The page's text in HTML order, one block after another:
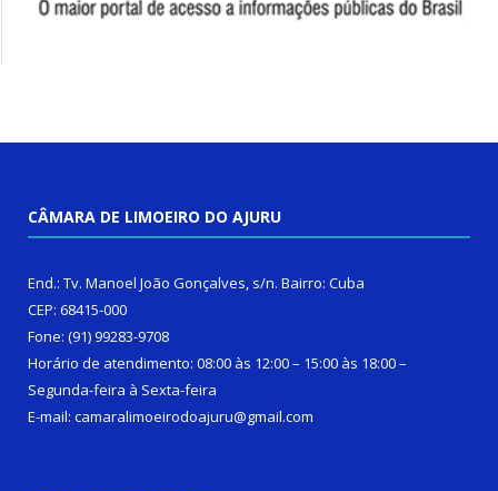
CÂMARA DE LIMOEIRO DO AJURU
End.: Tv. Manoel João Gonçalves, s/n. Bairro: Cuba
CEP: 68415-000
Fone: (91) 99283-9708
Horário de atendimento: 08:00 às 12:00 – 15:00 às 18:00 –
Segunda-feira à Sexta-feira
E-mail: camaralimoeirodoajuru@gmail.com